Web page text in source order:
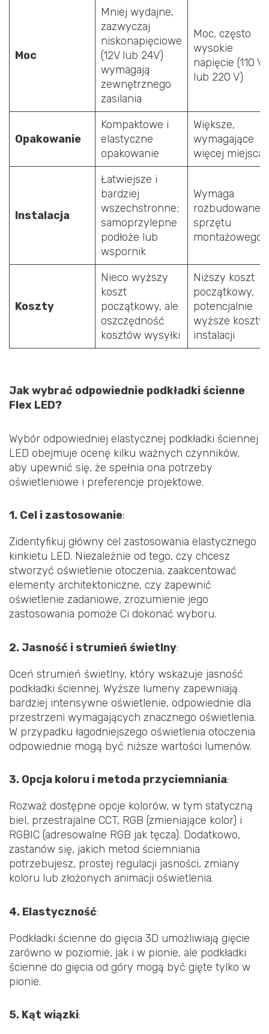
Moc
Mniej wydajne,
zazwyczaj
niskonapięciowe
(12V lub 24V)
wymagają
zewnętrznego
zasilania
Moc, często
wysokie
napięcie (110 V
lub 220 V)
Opakowanie
Kompaktowe i
elastyczne
opakowanie
Większe,
wymagające
więcej miejsca
Instalacja
Łatwiejsze i
bardziej
wszechstronne;
samoprzylepne
podłoże lub
wspornik
Wymaga
sprzętu
montażowego
Koszty
Nieco wyższy
koszt
początkowy, ale
oszczędność
kosztów wysyłki
Niższy koszt
początkowy,
potencjalnie
wyższe koszty
instalacji
Jak wybrać odpowiednie podkładki ścienne
Flex LED?
Wybór odpowiedniej elastycznej podkładki ściennej
LED obejmuje ocenę kilku ważnych czynników,
aby upewnić się, że spełnia ona potrzeby
oświetleniowe i preferencje projektowe.
1. Cel i zastosowanie:
Zidentyfikuj główny cel zastosowania elastycznego
kinkietu LED. Niezależnie od tego, czy chcesz
stworzyć oświetlenie otoczenia, zaakcentować
elementy architektoniczne, czy zapewnić
oświetlenie zadaniowe, zrozumienie jego
zastosowania pomoże Ci dokonać wyboru.
2. Jasność i strumień świetlny:
Oceń strumień świetlny, który wskazuje jasność
podkładki ściennej. Wyższe lumeny zapewniają
bardziej intensywne oświetlenie, odpowiednie dla
przestrzeni wymagających znacznego oświetlenia.
W przypadku łagodniejszego oświetlenia otoczenia
odpowiednie mogą być niższe wartości lumenów.
3. Opcja koloru i metoda przyciemniania:
Rozważ dostępne opcje kolorów, w tym statyczną
biel, przestrajalne CCT, RGB (zmieniające kolor) i
RGBIC (adresowalne RGB jak tęcza). Dodatkowo,
zastanów się, jakich metod ściemniania
potrzebujesz, prostej regulacji jasności, zmiany
koloru lub złożonych animacji oświetlenia.
4. Elastyczność:
Podkładki ścienne do gięcia 3D umożliwiają gięcie
zarówno w poziomie, jak i w pionie, ale podkładki
ścienne do gięcia od góry mogą być gięte tylko w
pionie.
5. Kąt wiązki: